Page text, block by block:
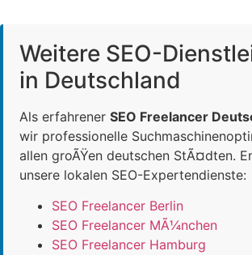
Weitere SEO-
in Deutschland
Als erfahrener SEO Freelancer
wir professionelle
allen groÃŸen deutschen StÃ¤dten.
unsere lokalen SEO-Expertendienste:
SEO Freelancer Berlin
SEO Freelancer MÃ¼nchen
SEO Freelancer Hamburg